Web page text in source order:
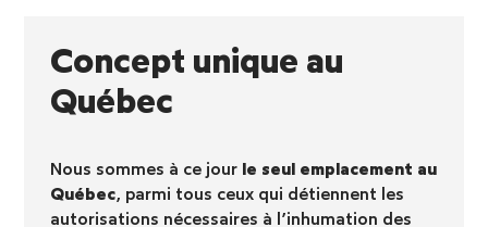
Concept unique au
Québec
Nous sommes à ce jour le seul emplacement au
Québec, parmi tous ceux qui détiennent les
autorisations nécessaires à l’inhumation des